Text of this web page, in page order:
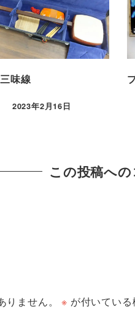
味線
2023年2月16日
この投稿へ
ません。 ※ が付いてい